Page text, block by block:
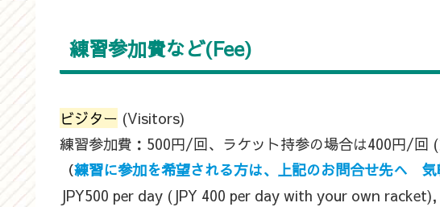
練習参加費など(Fee)
ビジター (Visitors)
練習参加費：500円/回、ラケット持参の場合は400円/
（練習に参加を希望される方は、上記のお問合せ先へ 気
JPY500 per day (JPY 400 per day with your own